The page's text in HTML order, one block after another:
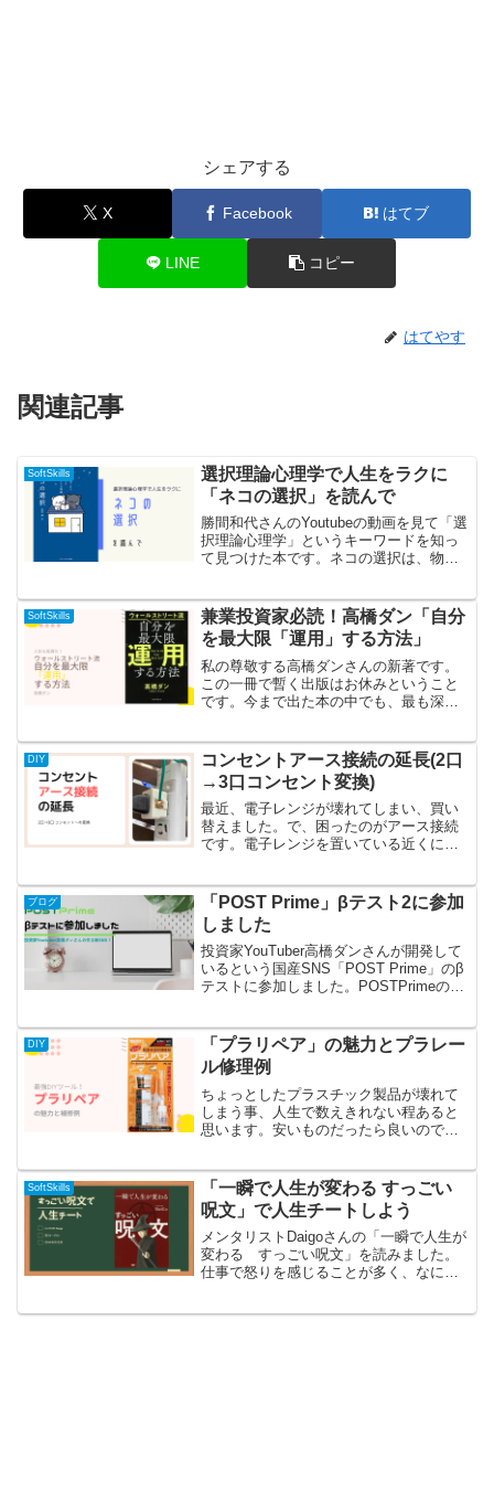
シェアする
X Facebook はてブ
LINE コピー
はてやす
関連記事
SoftSkills
選択理論心理学で人生をラクに
「ネコの選択」を読んで
勝間和代さんのYoutubeの動画を見て「選
択理論心理学」というキーワードを知っ
て見つけた本です。ネコの選択は、物語
まれながらにして５つの基本的欲求があ
ります。人は無意...
SoftSkills
兼業投資家必読！高橋ダン「自分
を最大限「運用」する方法」
私の尊敬する高橋ダンさんの新著です。
この一冊で暫く出版はお休みということ
です。今まで出た本の中でも、最も深い
ける投資を自分の人生に適用する方法を
説明している本です。「投...
DIY
コンセントアース接続の延長(2口
→3口コンセント変換)
最近、電子レンジが壊れてしまい、買い
替えました。で、困ったのがアース接続
です。電子レンジを置いている近くにア
が原因で壊れたっぽい感じがしたのでア
ース接続はやっておきたい...
ブログ
「POST Prime」βテスト2に参加
しました
投資家YouTuber高橋ダンさんが開発して
いるという国産SNS「POST Prime」のβ
テストに参加しました。POSTPrimeの機
な笑顔がアプリケーションアイコ...
DIY
「プラリペア」の魅力とプラレー
ル修理例
ちょっとしたプラスチック製品が壊れて
しまう事、人生で数えきれない程あると
思います。安いものだったら良いのです
会いました。(function(b,c,f,g,a,d,e)...
SoftSkills
「一瞬で人生が変わる すっごい
呪文」で人生チートしよう
メンタリストDaigoさんの「一瞬で人生が
変わる すっごい呪文」を読みました。
仕事で怒りを感じることが多く、なにか